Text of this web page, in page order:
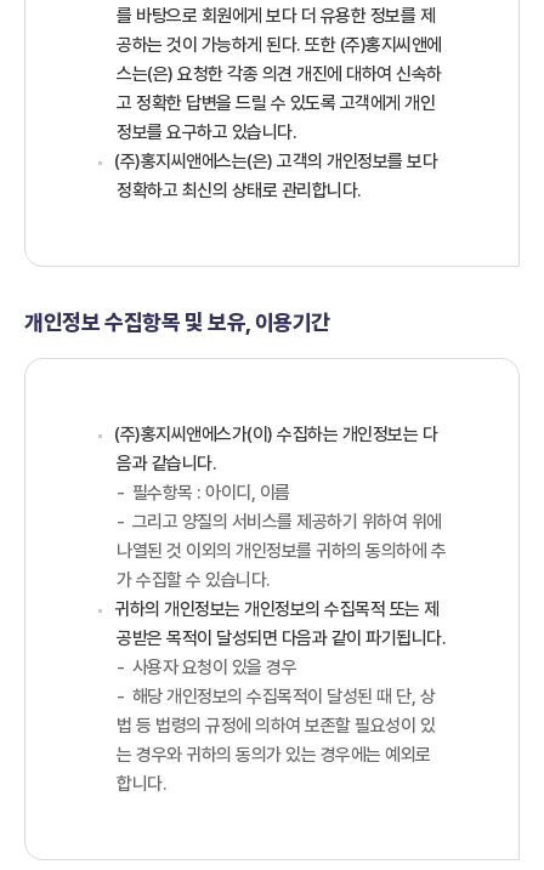
를 바탕으로 회원에게 보다 더 유용한 정보를 제
공하는 것이 가능하게 된다. 또한 (주)홍지씨앤에
스는(은) 요청한 각종 의견 개진에 대하여 신속하
고 정확한 답변을 드릴 수 있도록 고객에게 개인
정보를 요구하고 있습니다.
(주)홍지씨앤에스는(은) 고객의 개인정보를 보다
정확하고 최신의 상태로 관리합니다.
개인정보 수집항목 및 보유, 이용기간
(주)홍지씨앤에스가(이) 수집하는 개인정보는 다
음과 같습니다.
필수항목 : 아이디, 이름
그리고 양질의 서비스를 제공하기 위하여 위에
나열된 것 이외의 개인정보를 귀하의 동의하에 추
가 수집할 수 있습니다.
귀하의 개인정보는 개인정보의 수집목적 또는 제
공받은 목적이 달성되면 다음과 같이 파기됩니다.
사용자 요청이 있을 경우
해당 개인정보의 수집목적이 달성된 때 단, 상
법 등 법령의 규정에 의하여 보존할 필요성이 있
는 경우와 귀하의 동의가 있는 경우에는 예외로
합니다.